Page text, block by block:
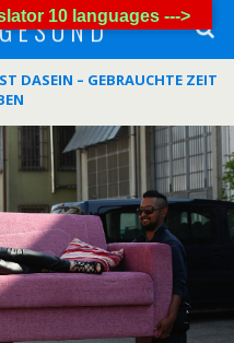
E S U N D
DASEIN – GEBRAUCHTE ZEIT
10 languages --->